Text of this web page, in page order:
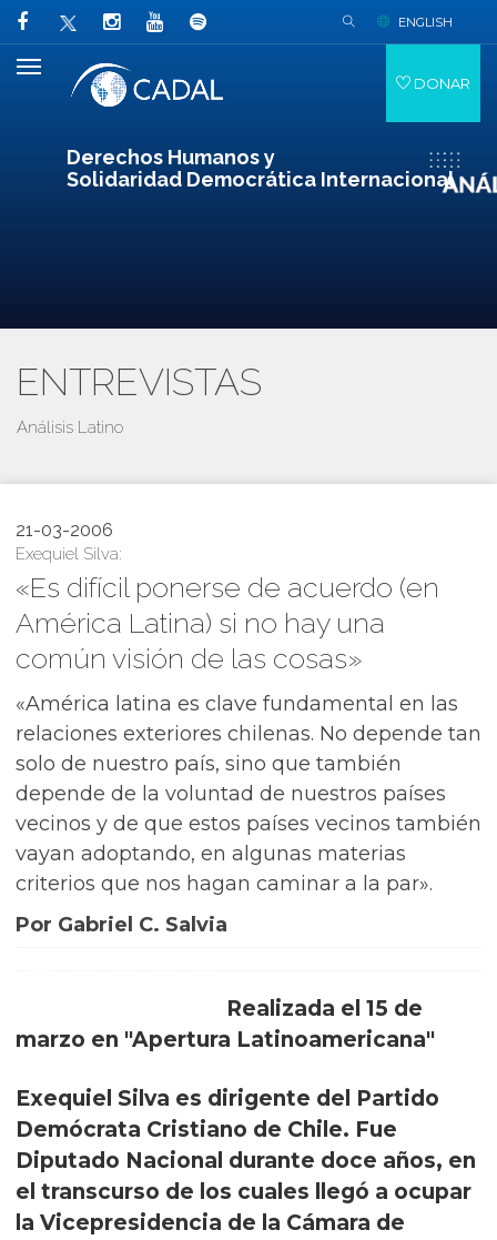
Derechos Humanos y
Solidaridad Democrática Internacional
ENGLISH
DONAR
ENTREVISTAS
Análisis Latino
21-03-2006
Exequiel Silva:
«Es difícil ponerse de acuerdo (en
América Latina) si no hay una
común visión de las cosas»
«América latina es clave fundamental en las
relaciones exteriores chilenas. No depende tan
solo de nuestro país, sino que también
depende de la voluntad de nuestros países
vecinos y de que estos países vecinos también
vayan adoptando, en algunas materias
criterios que nos hagan caminar a la par».
Por Gabriel C. Salvia
Realizada el 15 de
marzo en "Apertura Latinoamericana"
Exequiel Silva es dirigente del Partido
Demócrata Cristiano de Chile. Fue
Diputado Nacional durante doce años, en
el transcurso de los cuales llegó a ocupar
la Vicepresidencia de la Cámara de